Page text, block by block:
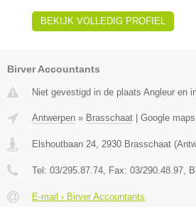
BEKIJK VOLLEDIG PROFIEL
Birver Accountants
Niet gevestigd in de plaats Angleur en
Antwerpen » Brasschaat Google maps
Elshoutbaan 24 2930 Brasschaat (
Tel: 03/295.87.74 , Fax: 03/290.48.97 ,
E-mail › Birver Accountants